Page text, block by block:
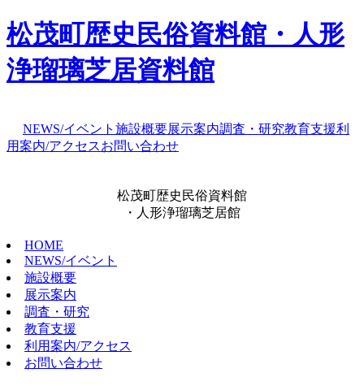
松茂町歴史民俗資料館・人形
浄瑠璃芝居資料館
NEWS/イベント 施設概要展示案内調査・研究教育支援利
用案内/アクセスお問い合わせ
松茂町歴史民俗資料館
・人形浄瑠璃芝居館
HOME
NEWS/イベント
施設概要
展示案内
調査・研究
教育支援
利用案内/アクセス
お問い合わせ